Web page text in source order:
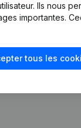
Ils nous
importantes.
tous les
248D,